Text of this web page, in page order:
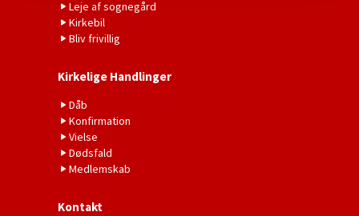
Leje af sognegård
Kirkebil
Bliv frivillig
Kirkelige Handlinger
Dåb
Konfirmation
Vielse
Dødsfald
Medlemskab
Kontakt